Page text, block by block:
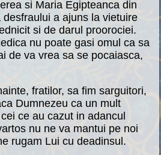
si Maria Egipteanca din
a ajuns la vietuire
si de darul proorociei.
nu poate gasi omul ca sa
de va vrea sa se pocaiasca,
fratilor, sa fim sarguitori,
Dumnezeu ca un mult
ce au cazut in adancul
nu ne va mantui pe noi
rugam Lui cu deadinsul.